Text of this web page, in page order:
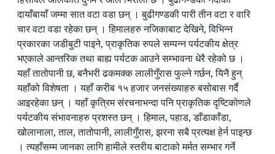
दायाँबायाँ जम्मा सात वटा वडा छन् । बुढीगण्डकी पारी तीन वटा र वारि
चार वटा वडा रहेका छन् । हिमालहरु नजिकाबाट देखिने, विभिन्न
प्रकारका जडीबुटी पाइने, प्राकृतिक रुपले सम्पन्न पर्यटकीय क्षेत्र
भएकाले आन्तरिक तथा बाह्य पर्यटक आउने सम्भावना धेरै रहेको छ ।
यहाँ तातोपानी छ, बनैभरी ढकमक्क लालीगुँरास फुल्ने गर्छन, यिनै हुन्
यहाँको विशेषता । यहाँ करीब १५ हजार जनसंख्याहरु बसोबास गर्दै
आइरहेका छन् । यहाँ कृत्रिम संरचनाभन्दा पनि प्राकृतिक दृष्टिकोणले
पर्यटकीय संभावनाहरु प्रशस्त छन् । हिमाल, पहाड, डाँडाकाँडा,
खोलानाला, ताल, तातोपानी, लालीगुँरास, झरना सबै प्रत्यक्ष हेर्न पाइन्छ
। त्यहाँसम्म जानका लागि हामीले स्तरीय बाटाको मर्मत सम्भार गर्ने